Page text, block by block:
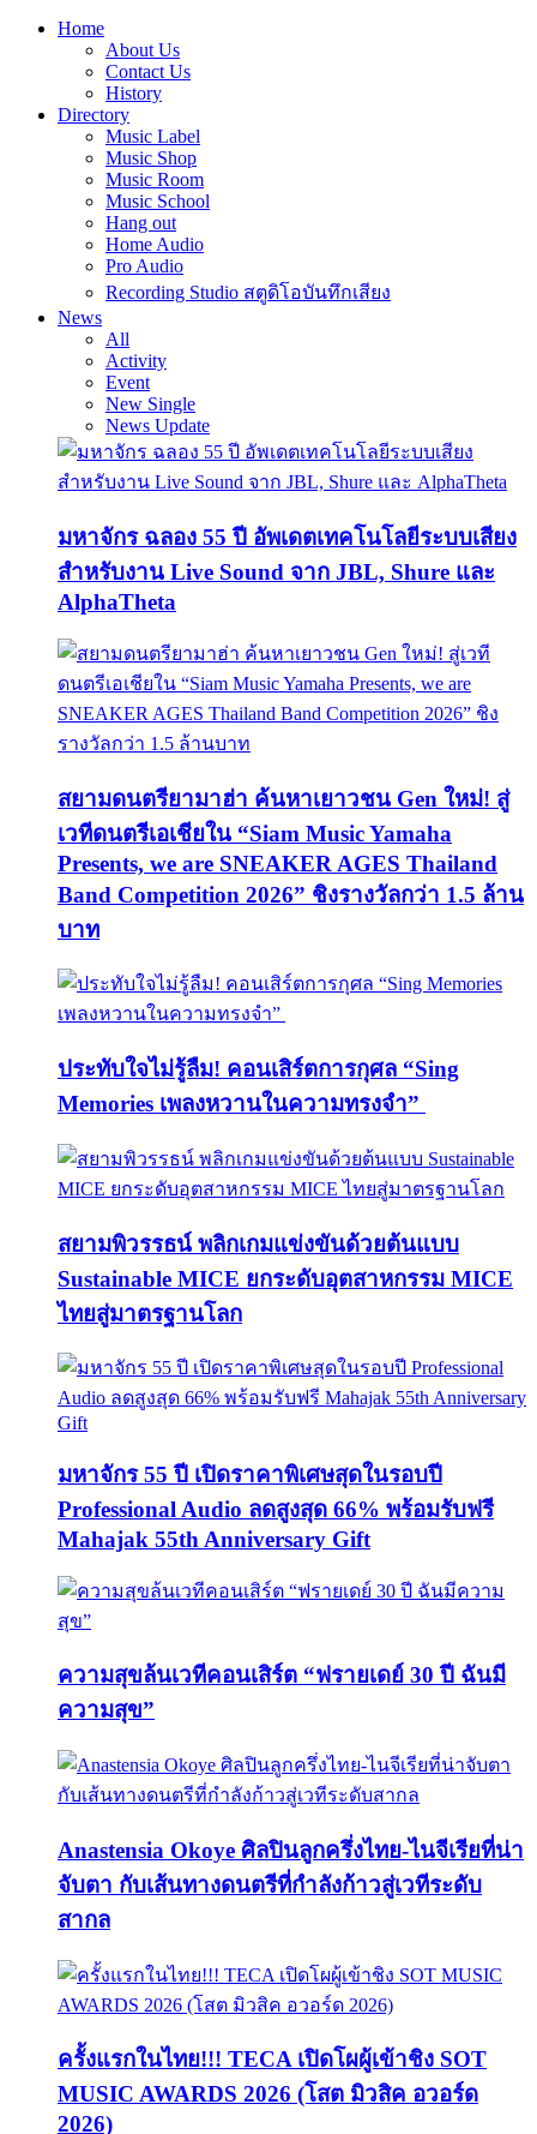
Home
About Us
Contact Us
History
Directory
Music Label
Music Shop
Music Room
Music School
Hang out
Home Audio
Pro Audio
Recording Studio สตูดิโอบันทึกเสียง
News
All
Activity
Event
New Single
News Update
มหาจักร ฉลอง 55 ปี อัพเดตเทคโนโลยีระบบเสียง
สำหรับงาน Live Sound จาก JBL, Shure และ
AlphaTheta
สยามดนตรียามาฮ่า ค้นหาเยาวชน Gen ใหม่! สู่
เวทีดนตรีเอเชียใน “Siam Music Yamaha
Presents, we are SNEAKER AGES Thailand
Band Competition 2026” ชิงรางวัลกว่า 1.5 ล้าน
บาท
ประทับใจไม่รู้ลืม! คอนเสิร์ตการกุศล “Sing
Memories เพลงหวานในความทรงจำ”
สยามพิวรรธน์ พลิกเกมแข่งขันด้วยต้นแบบ
Sustainable MICE ยกระดับอุตสาหกรรม MICE
ไทยสู่มาตรฐานโลก
มหาจักร 55 ปี เปิดราคาพิเศษสุดในรอบปี
Professional Audio ลดสูงสุด 66% พร้อมรับฟรี
Mahajak 55th Anniversary Gift
ความสุขล้นเวทีคอนเสิร์ต “ฟรายเดย์ 30 ปี ฉันมี
ความสุข”
Anastensia Okoye ศิลปินลูกครึ่งไทย-ไนจีเรียที่น่า
จับตา กับเส้นทางดนตรีที่กำลังก้าวสู่เวทีระดับ
สากล
ครั้งแรกในไทย!!! TECA เปิดโผผู้เข้าชิง SOT
MUSIC AWARDS 2026 (โสต มิวสิค อวอร์ด
2026)